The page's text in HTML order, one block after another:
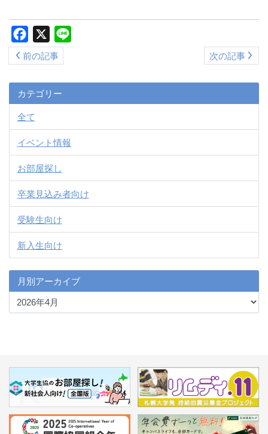
Facebook
前の記事 次の記事
カテゴリー
全て
イベント情報
お部屋探し
卒業見込み者向け
受験生向け
新入生向け
月別アーカイブ